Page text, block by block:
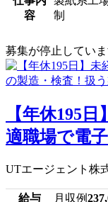
容
制
募集が停止してい
【年休195
適職場で電
UTエージェント株
給与 月収例